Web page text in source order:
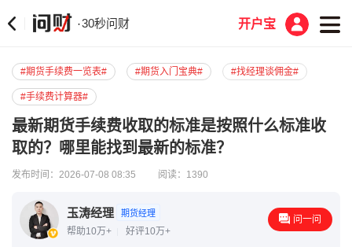
·30秒问财 开户宝
#期货手续费一览表# #期货入门宝典# #找经理谈佣金#
#手续费计算器#
最新期货手续费收取的标准是按照什么标准收
取的？哪里能找到最新的标准？
发布时间：2026-07-08 08:35 阅读：1390
玉涛经理 期货经理
帮助10万+ 好评10万+
问一问